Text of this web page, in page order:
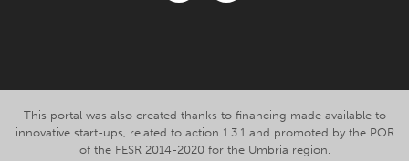
This portal was also created thanks to financing made available to
innovative start-ups, related to action 1.3.1 and promoted by the POR
of the FESR 2014-2020 for the Umbria region.